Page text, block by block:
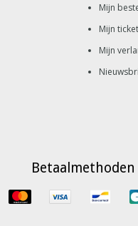
Mijn
Mijn
Mijn
Betaalmethoden